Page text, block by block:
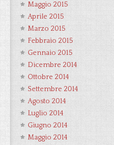
Maggio 2015
Aprile 2015
Marzo 2015
Febbraio 2015
Gennaio 2015
Dicembre 2014
Ottobre 2014
Settembre 2014
Agosto 2014
Luglio 2014
Giugno 2014
Maggio 2014